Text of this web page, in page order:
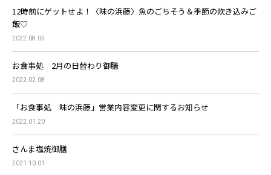
12時前にゲットせよ！〈味の浜藤〉魚のごちそう＆季節の炊き込みご
飯♡
2022.08.05
お食事処 2月の日替わり御膳
2022.02.08
「お食事処 味の浜藤」営業内容変更に関するお知らせ
2022.01.20
さんま塩焼御膳
2021.10.01